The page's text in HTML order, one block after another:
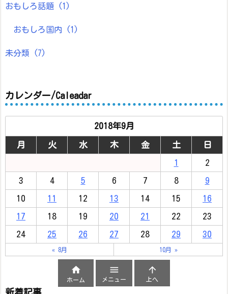
おもしろ話題 (1)
おもしろ国内 (1)
未分類 (7)
カレンダー/Caleadar
2018年9月
月 火 水 木 金 土 日
1 2
3 4 5 6 7 8 9
10 11 12 13 14 15 16
17 18 19 20 21 22 23
24 25 26 27 28 29 30
« 8月 10月 »
新着記事

ホーム

メニュー

上へ